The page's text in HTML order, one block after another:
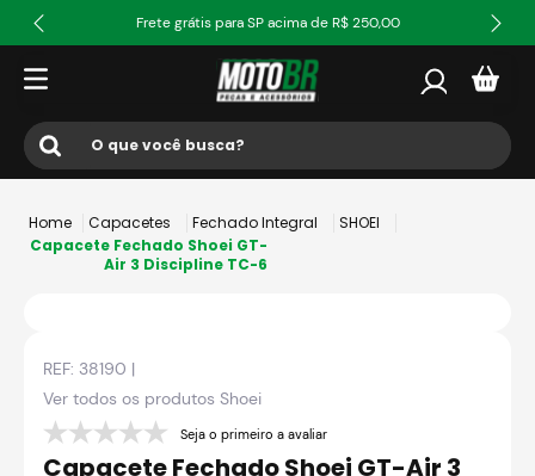
Frete grátis para SP acima de R$ 250,00
O que você busca?
1º ls2
4º fw3
5 º jaqueta
Capacetes Fechado Integral
SHOEI
Capacete Fechado Shoei GT-
Air 3 Discipline TC-6
REF: 38190 |
Ver todos os produtos Shoei
Seja o primeiro a avaliar
Capacete Fechado Shoei GT-Air 3